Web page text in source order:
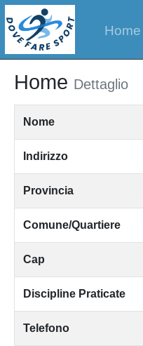
Home
Home Dettaglio
Nome
Indirizzo
Provincia
Comune/Quartiere
Cap
Discipline Praticate
Telefono